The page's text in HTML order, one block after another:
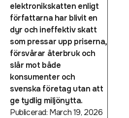
elektronikskatten enligt
författarna har blivit en
dyr och ineffektiv skatt
som pressar upp priserna,
försvårar återbruk och
slår mot både
konsumenter och
svenska företag utan att
ge tydlig miljönytta.
Publicerad: March 19, 2026